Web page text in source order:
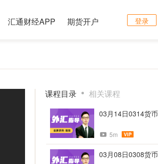
汇通财经APP 期货开户 登录
课程目录 相关课程
03月14日0314货币
5m
03月08日0308货币